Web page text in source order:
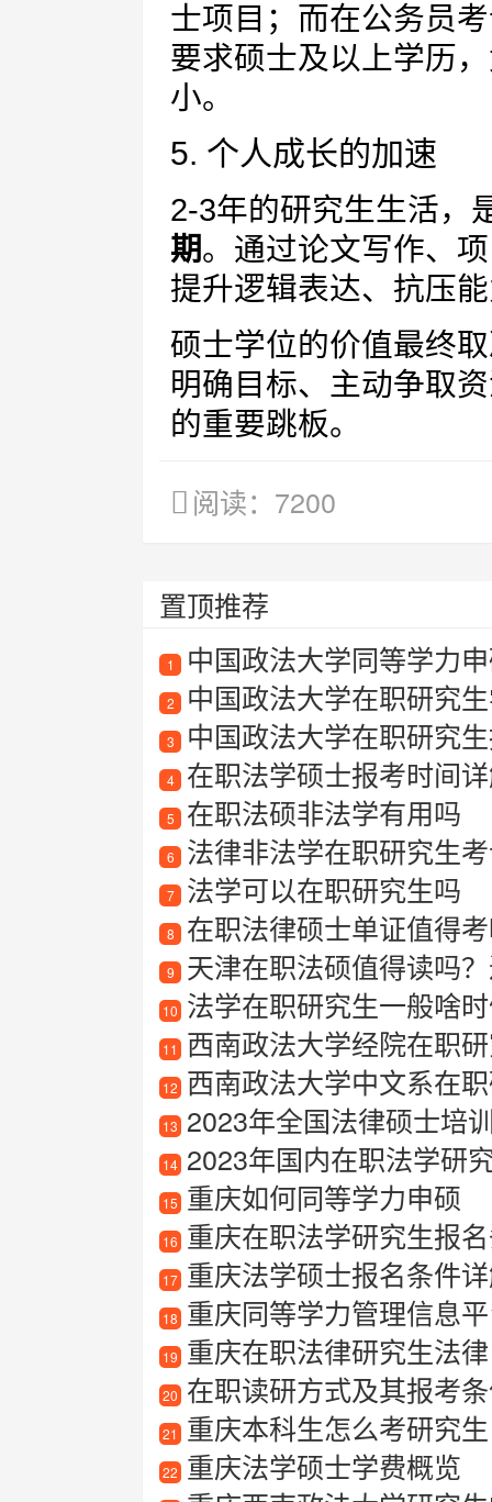
士项目；而在公务员
要求硕士及以上学历
小。
5. 个人成长的加速
2-3年的研究生生活，
期。通过论文写作、
提升逻辑表达、抗压
硕士学位的价值最终
明确目标、主动争取
的重要跳板。
阅读：7200
置顶推荐
1 中国政法大学同等学力
2 中国政法大学在职研究
3 中国政法大学在职研究
4 在职法学硕士报考时间
5 在职法硕非法学有用吗
6 法律非法学在职研究生
7 法学可以在职研究生吗
8 在职法律硕士单证值得考
9 天津在职法硕值得读吗？
10 法学在职研究生一般啥
11 西南政法大学经院在职
12 西南政法大学中文系在
13 2023年全国法律硕士培
14 2023年国内在职法学研究生
15 重庆如何同等学力申硕
16 重庆在职法学研究生报
17 重庆法学硕士报名条件
18 重庆同等学力管理信息
19 重庆在职法律研究生法律
20 在职读研方式及其报考
21 重庆本科生怎么考研究生
22 重庆法学硕士学费概览